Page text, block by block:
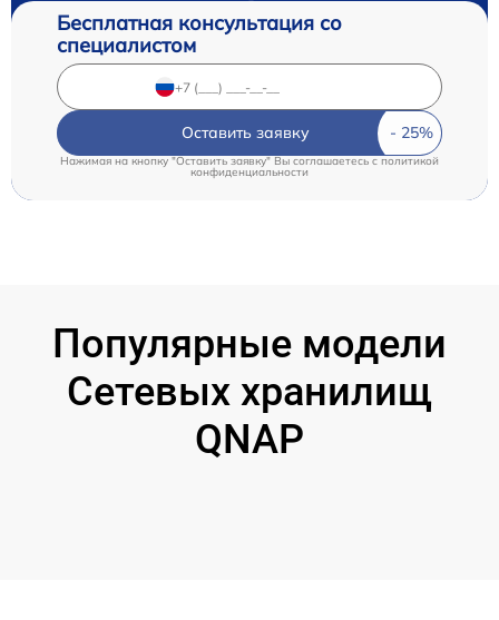
Бесплатная консультация со
специалистом
Оставить заявку
Нажимая на кнопку "Оставить заявку" Вы соглашаетесь cполитикой
конфиденциальности
Популярные модели
Сетевых хранилищ
QNAP